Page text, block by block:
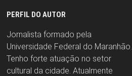
PERFIL DO AUTOR
Jornalista formado pela
Universidade Federal do Maranhão.
Tenho forte atuação no setor
cultural da cidade. Atualmente